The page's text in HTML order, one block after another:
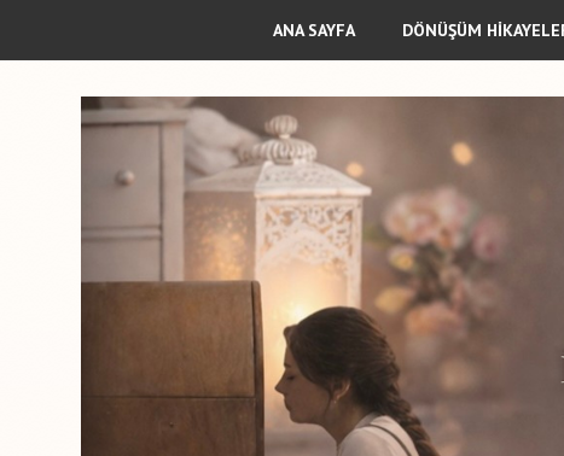
ANA SAYFA DÖNÜŞÜM